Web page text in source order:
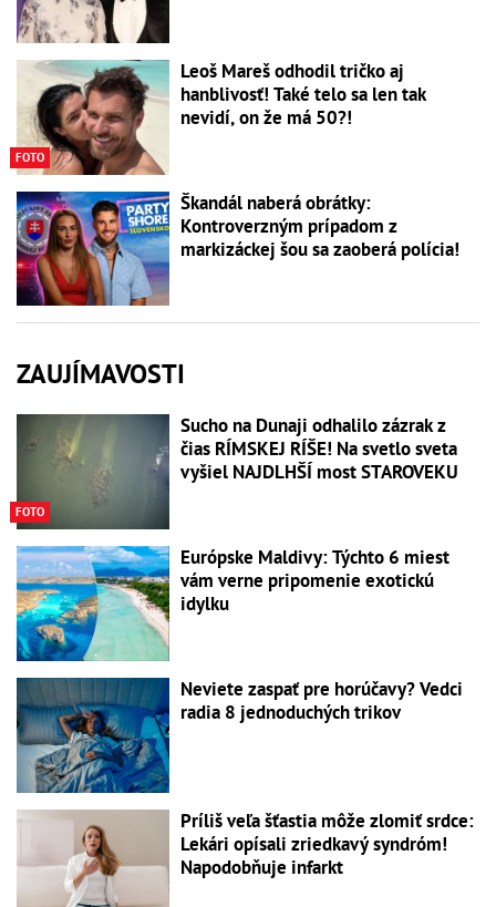
FOTO
Leoš Mareš odhodil tričko aj
hanblivosť! Také telo sa len tak
nevidí, on že má 50?!
Škandál naberá obrátky:
Kontroverzným prípadom z
markizáckej šou sa zaoberá polícia!
ZAUJÍMAVOSTI
FOTO
Sucho na Dunaji odhalilo zázrak z
čias RÍMSKEJ RÍŠE! Na svetlo sveta
vyšiel NAJDLHŠÍ most STAROVEKU
Európske Maldivy: Týchto 6 miest
vám verne pripomenie exotickú
idylku
Neviete zaspať pre horúčavy? Vedci
radia 8 jednoduchých trikov
Príliš veľa šťastia môže zlomiť srdce:
Lekári opísali zriedkavý syndróm!
Napodobňuje infarkt